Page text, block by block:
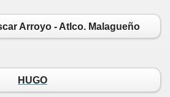
Arroyo - Atlco. Malagueño
HUGO